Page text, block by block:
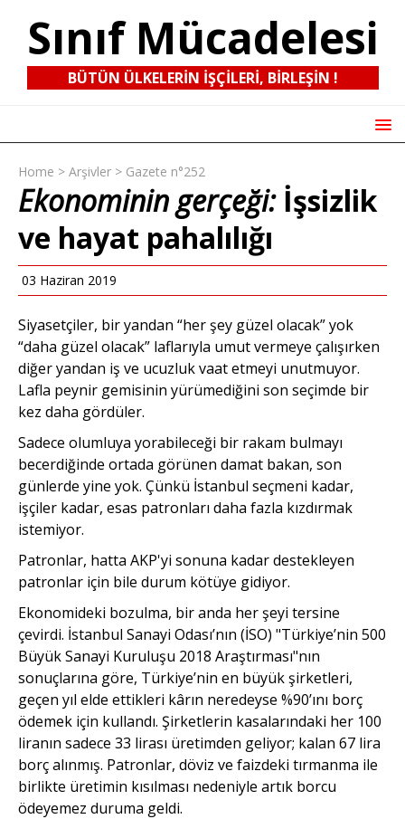
Sınıf Mücadelesi
BÜTÜN ÜLKELERIN IŞÇILERI, BIRLEŞIN !
Home > Arşivler > Gazete n°252
Ekonominin gerçeği:İşsizlik
ve hayat pahalılığı
03 Haziran 2019
Siyasetçiler, bir yandan “her şey güzel olacak” yok
“daha güzel olacak” laflarıyla umut vermeye çalışırken
diğer yandan iş ve ucuzluk vaat etmeyi unutmuyor.
Lafla peynir gemisinin yürümediğini son seçimde bir
kez daha gördüler.
Sadece olumluya yorabileceği bir rakam bulmayı
becerdiğinde ortada görünen damat bakan, son
günlerde yine yok. Çünkü İstanbul seçmeni kadar,
işçiler kadar, esas patronları daha fazla kızdırmak
istemiyor.
Patronlar, hatta AKP'yi sonuna kadar destekleyen
patronlar için bile durum kötüye gidiyor.
Ekonomideki bozulma, bir anda her şeyi tersine
çevirdi. İstanbul Sanayi Odası’nın (İSO) "Türkiye’nin 500
Büyük Sanayi Kuruluşu 2018 Araştırması"nın
sonuçlarına göre, Türkiye’nin en büyük şirketleri,
geçen yıl elde ettikleri kârın neredeyse %90’ını borç
ödemek için kullandı. Şirketlerin kasalarındaki her 100
liranın sadece 33 lirası üretimden geliyor; kalan 67 lira
borç alınmış. Patronlar, döviz ve faizdeki tırmanma ile
birlikte üretimin kısılması nedeniyle artık borcu
ödeyemez duruma geldi.